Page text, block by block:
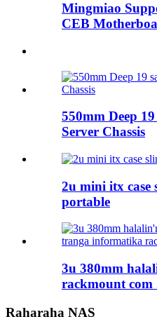
Mingmiao
CEB
550mm Deep
Server Chassis
2u mini itx
portable
3u 380mm
rackmount com
Raharaha NAS